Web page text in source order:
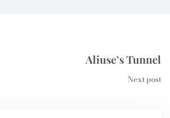
Aliuse’s Tunnel
Next post